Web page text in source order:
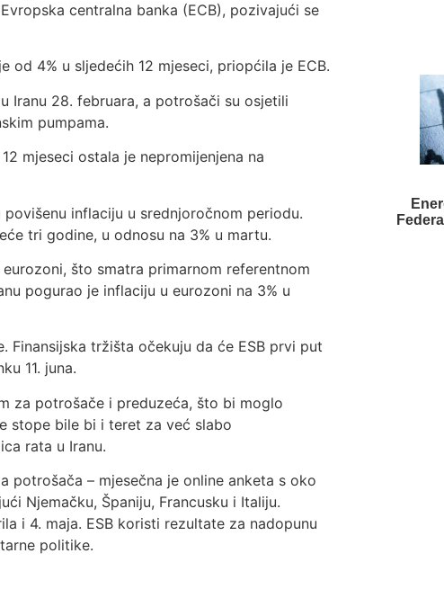
centralna banka (ECB), pozivajući se
4% u sljedećih 12 mjeseci, priopćila je ECB.
Iranu 28. februara, a potrošači su osjetili
pumpama.
mjeseci ostala je nepromijenjena na
inflaciju u srednjoročnom periodu.
tri godine, u odnosu na 3% u martu.
što smatra primarnom referentnom
pogurao je inflaciju u eurozoni na 3% u
tržišta očekuju da će ESB prvi put
11. juna.
za potrošače i preduzeća, što bi moglo
stope bile bi i teret za već slabo
rata u Iranu.
potrošača – mjesečna je online anketa s oko
Njemačku, Španiju, Francusku i Italiju.
i 4. maja. ESB koristi rezultate za nadopunu
politike.